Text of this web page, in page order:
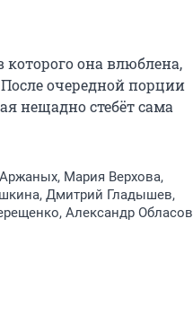
она влюблена,
очередной порции
нещадно стебёт сама
Мария Верхова,
Дмитрий Гладышев,
Александр Обласов